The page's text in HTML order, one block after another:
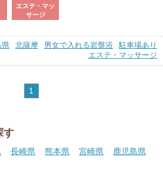
エステ・マッ
サージ
県 北薩摩 男女で入れる岩盤浴 駐車場あり
エステ・マッサージ
1
す
長崎県 熊本県 宮崎県
鹿児島県